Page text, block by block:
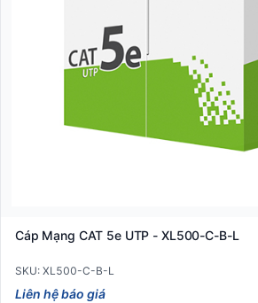
Cáp Mạng CAT 5e UTP - XL500-C-B-L
SKU: XL500-C-B-L
Liên hệ báo giá